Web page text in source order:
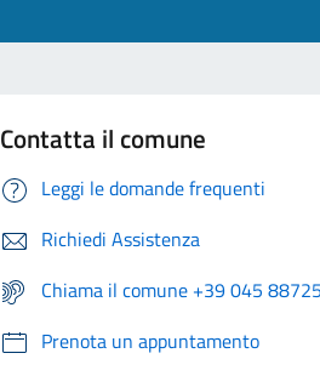
Contatta il comune
Leggi le domande frequenti
Richiedi Assistenza
Chiama il comune +39 045
Prenota un appuntamento